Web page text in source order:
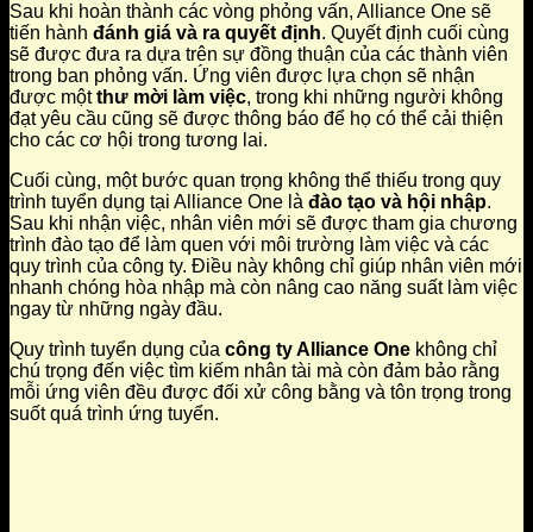
Sau khi hoàn thành các vòng phỏng vấn, Alliance One sẽ
tiến hành đánh giá và ra quyết định. Quyết định cuối cùng
sẽ được đưa ra dựa trên sự đồng thuận của các thành viên
trong ban phỏng vấn. Ứng viên được lựa chọn sẽ nhận
được mộtthư mời làm việc, trong khi những người không
đạt yêu cầu cũng sẽ được thông báo để họ có thể cải thiện
cho các cơ hội trong tương lai.
Cuối cùng, một bước quan trọng không thể thiếu trong quy
trình tuyển dụng tại Alliance One là đào tạo và hội nhập.
Sau khi nhận việc, nhân viên mới sẽ được tham gia chương
trình đào tạo để làm quen với môi trường làm việc và các
quy trình của công ty. Điều này không chỉ giúp nhân viên mới
nhanh chóng hòa nhập mà còn nâng cao năng suất làm việc
ngay từ những ngày đầu.
Quy trình tuyển dụng của công ty Alliance One không chỉ
chú trọng đến việc tìm kiếm nhân tài mà còn đảm bảo rằng
mỗi ứng viên đều được đối xử công bằng và tôn trọng trong
suốt quá trình ứng tuyển.